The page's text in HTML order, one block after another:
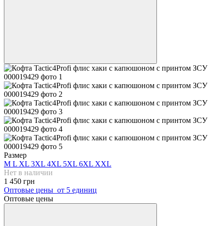
Размер
M L XL 3XL 4XL 5XL 6XL XXL
Нет в наличии
1 450 грн
Оптовые цены от 5 единиц
Оптовые цены